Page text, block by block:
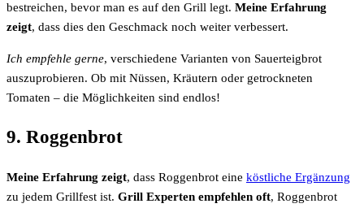
bestreichen, bevor man es auf den Grill legt. Meine Erfahrung
zeigt, dass dies den Geschmack noch weiter verbessert.
Ich empfehle gerne, verschiedene Varianten von Sauerteigbrot
auszuprobieren. Ob mit Nüssen, Kräutern oder getrockneten
Tomaten – die Möglichkeiten sind endlos!
9. Roggenbrot
Meine Erfahrung zeigt, dass Roggenbrot eine köstliche Ergänzung
zu jedem Grillfest ist. Grill Experten empfehlen oft, Roggenbrot